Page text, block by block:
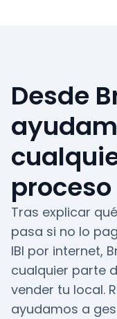
Desde
proceso
Tras explicar
pasa si no lo
IBI por internet,
cualquier parte
vender tu local.
ayudamos a